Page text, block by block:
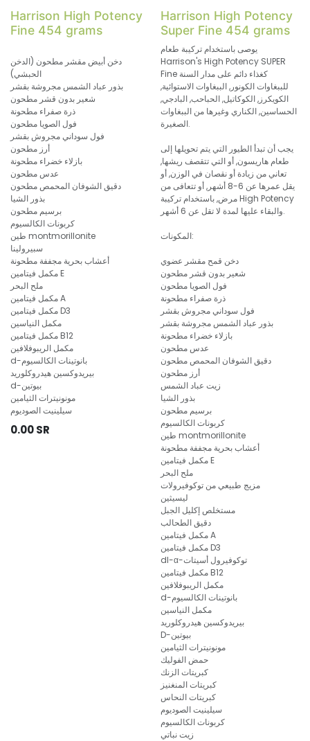
Harrison High Potency
Fine 454 grams
دخن أبيض مقشر مطحون (الدخن
الحبشي)
بذور عباد الشمس مجروشة بقشر
شعير بدون قشر مطحون
ذرة صفراء مطحونة
فول الصويا مطحون
فول سوداني مجروش بقشر
أرز مطحون
بازلاء خضراء مطحونة
عدس مطحون
دقيق الشوفان المحمص مطحون
بذور الشيا
برسيم مطحون
كربونات الكالسيوم
طين montmorillonite
سبيرولينا
أعشاب بحرية مجففة مطحونة
مكمل فيتامين E
ملح البحر
مكمل فيتامين A
مكمل فيتامين D3
مكمل النياسين
مكمل فيتامين B12
مكمل الريبوفلافين
d-بانوتينات الكالسيوم
بيريدوكسين هيدروكلوريد
d-بيوتين
مونونيترات الثيامين
سيلينيت الصوديوم
0.00SR
Harrison High Potency
Super Fine 454 grams
يوصى باستخدام تركيبة طعام
Harrison's High Potency SUPER
Fine كغذاء دائم على مدار السنة
للببغاوات الكونور, الببغاوات الاستوائية,
الكويكرز, الكوكاتيل, الحباحب, البادجي,
الحساسين, الكناري وغيرها من الببغاوات
الصغيرة.
يجب أن تبدأ الطيور التي يتم تحويلها إلى
طعام هاريسون, أو التي تتقصف ريشها,
تعاني من زيادة أو نقصان في الوزن, أو
يقل عمرها عن 6-8 أشهر, أو تتعافى من
مرض, باستخدام تركيبة High Potency
والبقاء عليها لمدة لا تقل عن 6 أشهر.
المكونات:
دخن قمح مقشر عضوي
شعير بدون قشر مطحون
فول الصويا مطحون
ذرة صفراء مطحونة
فول سوداني مجروش بقشر
بذور عباد الشمس مجروشة بقشر
بازلاء خضراء مطحونة
عدس مطحون
دقيق الشوفان المحمص مطحون
أرز مطحون
زيت عباد الشمس
بذور الشيا
برسيم مطحون
كربونات الكالسيوم
طين montmorillonite
أعشاب بحرية مجففة مطحونة
مكمل فيتامين E
ملح البحر
مزيج طبيعي من توكوفيرولات
ليسيثين
مستخلص إكليل الجبل
دقيق الطحالب
مكمل فيتامين A
مكمل فيتامين D3
dl-α-توكوفيرول أسيتات
مكمل فيتامين B12
مكمل الريبوفلافين
d-بانوتينات الكالسيوم
مكمل النياسين
بيريدوكسين هيدروكلوريد
D-بيوتين
مونونيترات الثيامين
حمض الفوليك
كبريتات الزنك
كبريتات المنغنيز
كبريتات النحاس
سيلينيت الصوديوم
كربونات الكالسيوم
زيت نباتي